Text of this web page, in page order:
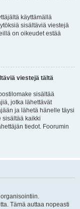
käyttämällä
sisältäviä viestejä
on oikeudet estää
viestejä tältä
sisältää
jotka lähettävät
ja lähetä hänelle täysi
sisältää kaikki
tiedot. Foorumin
Tämä auttaa nopeasti